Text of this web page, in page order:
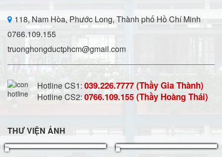
118, Nam Hòa, Phước Long, Thành phố Hồ Chí Minh
0766.109.155
truonghongductphcm@gmail.com
Hotline CS1: 039.226.7777 (Thầy Gia Thành)
Hotline CS2: 0766.109.155 (Thầy Hoàng Thái)
THƯ VIỆN ẢNH